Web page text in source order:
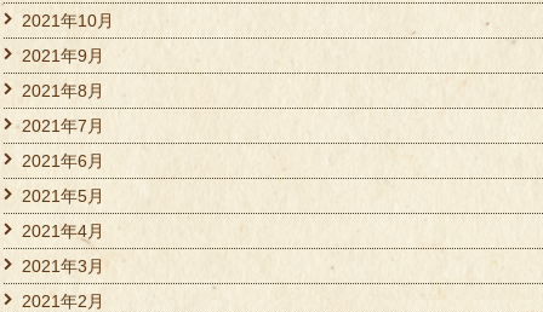
2021年10月
2021年9月
2021年8月
2021年7月
2021年6月
2021年5月
2021年4月
2021年3月
2021年2月